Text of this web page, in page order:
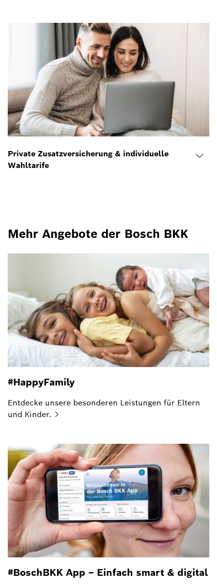
Private Zusatzversicherung & individuelle
Wahltarife
Mehr Angebote der Bosch BKK
#HappyFamily
Entdecke unsere besonderen Leistungen für Eltern
und Kinder.
#BoschBKK App – Einfach smart & digital